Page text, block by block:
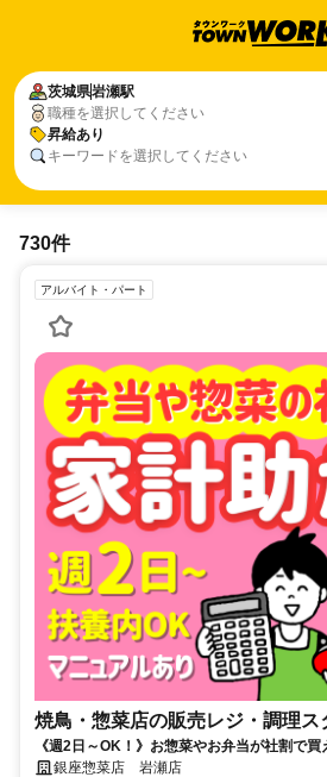
茨城県岩瀬駅
職種を選択してください
昇給あり
キーワードを選択してください
茨城県岩瀬駅
昇給あり
730件
アルバイト・パート
焼鳥・惣菜店の販売レジ・調理ス
《週2日～OK！》お惣菜やお弁当が社割で
車・バイク通勤OK！
銀座惣菜店 岩瀬店